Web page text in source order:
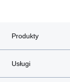
Produkty
Usługi